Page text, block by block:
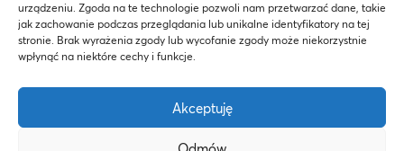
urządzeniu. Zgoda na te technologie pozwoli nam przetwarzać dane, takie
jak zachowanie podczas przeglądania lub unikalne identyfikatory na tej
stronie. Brak wyrażenia zgody lub wycofanie zgody może niekorzystnie
wpłynąć na niektóre cechy i funkcje.
Akceptuję